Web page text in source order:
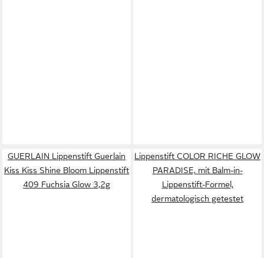
GUERLAIN Lippenstift Guerlain
Kiss Kiss Shine Bloom Lippenstift
409 Fuchsia Glow 3,2g
Lippenstift COLOR RICHE GLOW
PARADISE, mit Balm-in-
Lippenstift-Formel,
dermatologisch getestet